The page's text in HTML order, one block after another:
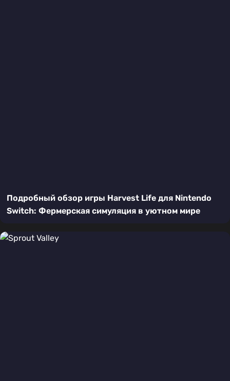
Подробный обзор игры Harvest Life для Nintendo
Switch: Фермерская симуляция в уютном мире